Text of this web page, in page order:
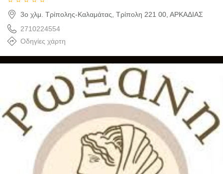
3ο χλμ. Τρίπολης-Καλαμάτας, Τρίπολη 221 00, ΑΡΚΑΔΙΑΣ
2710224554
Οδηγίες χάρτη